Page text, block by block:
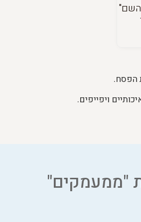
הפסח.
ויפייפים.
"ממעמקים"